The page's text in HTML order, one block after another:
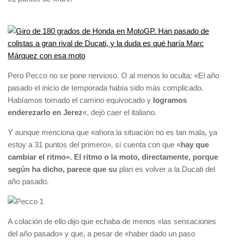
Pero Pecco no se pone nervioso. O al menos lo oculta: «El año
pasado el inicio de temporada había sido más complicado.
Habíamos tomado el camino equivocado y logramos
enderezarlo en Jerez«, dejó caer el italiano.
Y aunque menciona que «ahora la situación no es tan mala, ya
estoy a 31 puntos del primero», sí cuenta con que «hay que
cambiar el ritmo». El ritmo o la moto, directamente, porque
según ha dicho, parece que su plan es volver a la Ducati del
año pasado.
A colación de ello dijo que echaba de menos «las sensaciones
del año pasado» y que, a pesar de «haber dado un paso